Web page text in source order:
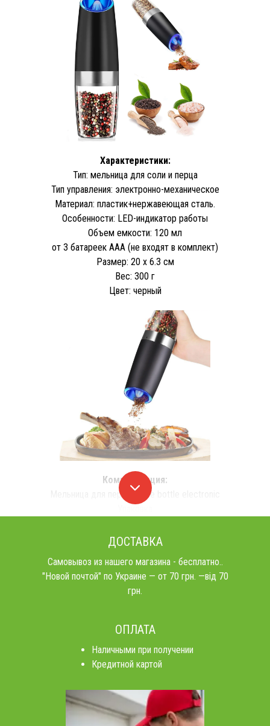
Характеристики:
Тип: мельница для соли и перца
Тип управления: электронно-механическое
Материал: пластик+нержавеющая сталь.
Особенности: LED-индикатор работы
Объем емкости: 120 мл
от 3 батареек ААA (не входят в комплект)
Размер: 20 х 6.3 см
Вес: 300 г
Цвет: черный
Комплектация:
Мельница для перца Spice bottle electronic
ДОСТАВКА
Самовывоз из нашего магазина - бесплатно..
"Новой почтой" по Украине — от 70 грн. —від 70
грн.
ОПЛАТА
Наличными при получении
Кредитной картой